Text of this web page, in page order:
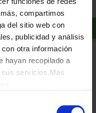
compartimos
del sitio web con
publicidad y análisis
otra información
hayan recopilado a
servicios.Mas
carrito